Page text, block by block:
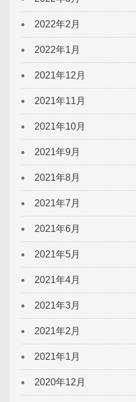
2022年2月
2022年1月
2021年12月
2021年11月
2021年10月
2021年9月
2021年8月
2021年7月
2021年6月
2021年5月
2021年4月
2021年3月
2021年2月
2021年1月
2020年12月